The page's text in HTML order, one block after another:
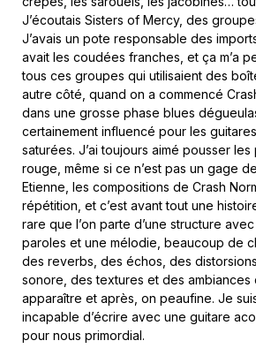
J’écoutais Sisters of Mercy, des
J’avais un pote responsable des
avait les coudées franches, et ça m’a
tous ces groupes qui utilisaient des
autre côté, quand on a commencé
dans une grosse phase blues
certainement influencé pour les
saturées. J’ai toujours aimé pousser
rouge, même si ce n’est pas un gage
Etienne, les compositions de Crash
répétition, et c’est avant tout une
rare que l’on parte d’une structure
paroles et une mélodie, beaucoup de
des reverbs, des échos, des
sonore, des textures et des ambiances
apparaître et après, on peaufine. Je
incapable d’écrire avec une guitare
pour nous primordial.